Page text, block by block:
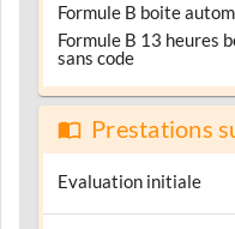
Formule B boite
Formule B 13 heures
sans code
Prestations
Evaluation initiale